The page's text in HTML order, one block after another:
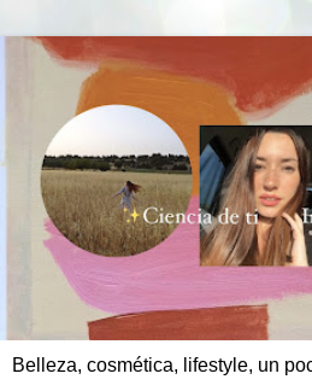
Belleza, cosmética, lifestyle, un